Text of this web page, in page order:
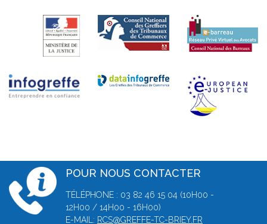
POUR NOUS CONTACTER
TÉLÉPHONE : 03 82 46 15 04 (10H00 -
12H00 / 14H00 - 16H00)
E-MAIL: RCS@GREFFE-TC-BRIEY.FR